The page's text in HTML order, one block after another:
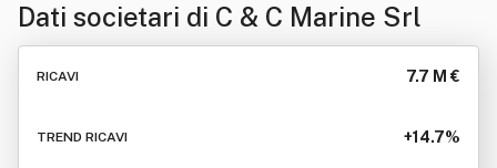
Dati societari di C & C Marine Srl
RICAVI 7.7 M €
TREND RICAVI +14.7%